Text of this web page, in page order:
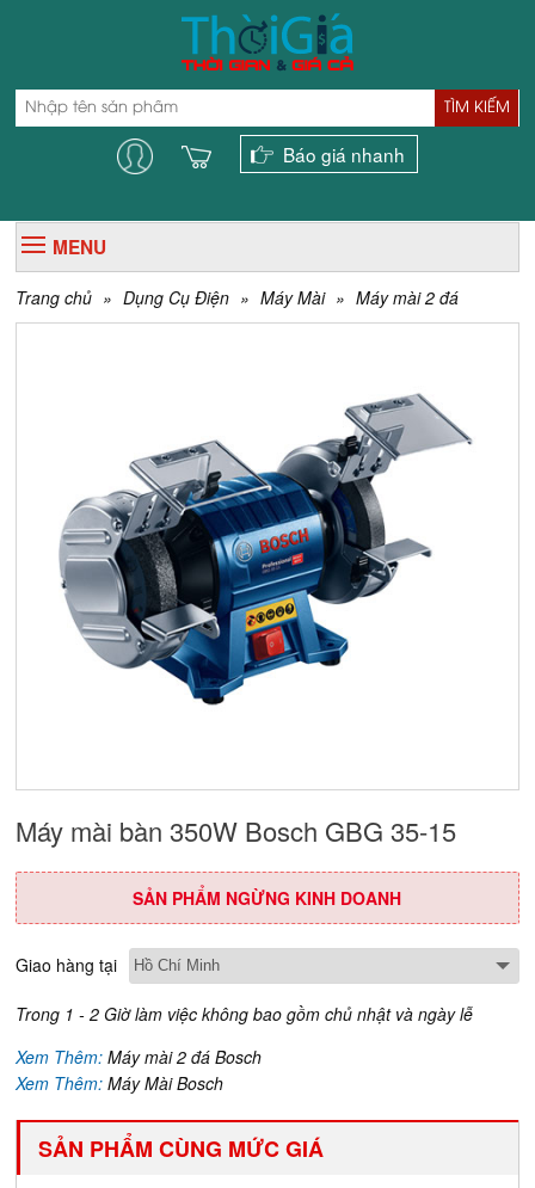
TÌM KIẾM
Báo giá nhanh
MENU
Trang chủ » Dụng Cụ Điện » Máy Mài » Máy mài 2 đá
Máy mài bàn 350W Bosch GBG 35-15
SẢN PHẨM NGỪNG KINH DOANH
Giao hàng tại
Trong 1 - 2 Giờ làm việc không bao gồm chủ nhật và ngày lễ
Xem Thêm:Máy mài 2 đá Bosch
Xem Thêm:Máy Mài Bosch
SẢN PHẨM CÙNG MỨC GIÁ